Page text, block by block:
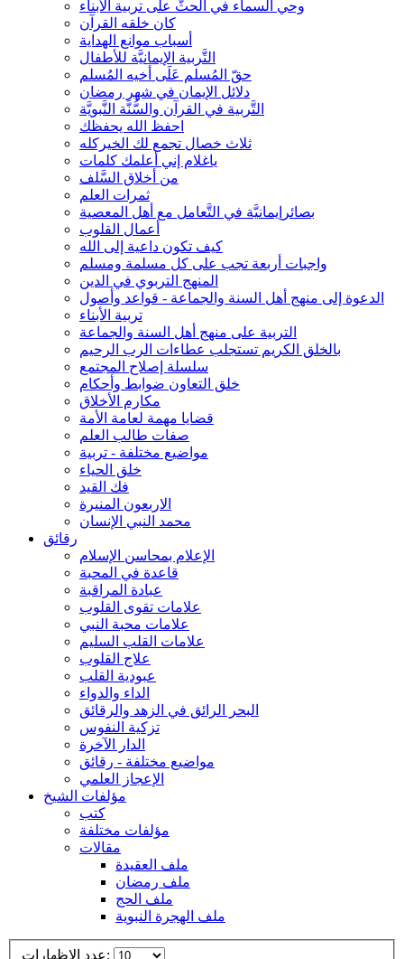
وحي السماء في الحثّ على تربية الأبناء
كان خلقه القرآن
أسباب موانع الهداية
التَّربية الإيمانيَّة للأطفال
حقّ المُسلم عَلَى أخيه المُسلم
دلائل الإيمان في شهر رمضان
التَّربية في القرآن والسُّنَّة النَّبويَّة
احفظ الله يحفظك
ثلاث خصال تجمع لك الخيركله
ياغلام إني أعلمك كلمات
من أخلاق السَّلف
ثمرات العلم
بصائرإيمانيَّة في التَّعامل مع أهل المعصية
أعمال القلوب
كيف تكون داعية إلى الله
واجبات أربعة تجب على كل مسلمة ومسلم
المنهج التربوي في الدين
الدعوة إلى منهج أهل السنة والجماعة - قواعد وأصول
تربية الأبناء
التربية على منهج أهل السنة والجماعة
بالخلق الكريم تستجلب عطاءات الرب الرحيم
سلسلة إصلاح المجتمع
خلق التعاون ضوابط وأحكام
مكارم الأخلاق
قضايا مهمة لعامة الأمة
صفات طالب العلم
مواضيع مختلفة - تربية
خلق الحياء
فك القيد
الاربعون المنيرة
محمد النبي الإنسان
رقائق
الإعلام بمحاسن الإسلام
قاعدة في المحبة
عبادة المراقبة
علامات تقوى القلوب
علامات محبة النبي
علامات القلب السليم
علاج القلوب
عبودية القلب
الداء والدواء
البحر الرائق في الزهد والرقائق
تزكية النفوس
الدار الآخرة
مواضيع مختلفة - رقائق
الإعجاز العلمي
مؤلفات الشيخ
كتب
مؤلفات مختلفة
مقالات
ملف العقيدة
ملف رمضان
ملف الحج
ملف الهجرة النبوية
عدد الإظهارات: